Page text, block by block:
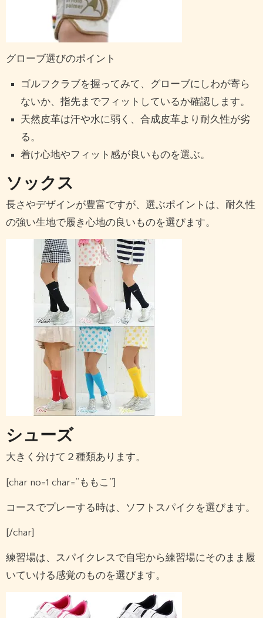
グローブ選びのポイント
ゴルフクラブを握ってみて、グローブにしわが寄ら
ないか、指先までフィットしているか確認します。
天然皮革は汗や水に弱く、合成皮革より耐久性が劣
る。
着け心地やフィット感が良いものを選ぶ。
ソックス
長さやデザインが豊富ですが、選ぶポイントは、耐久性
の強い生地で履き心地の良いものを選びます。
シューズ
大きく分けて２種類あります。
[char no=1 char=”ももこ”]
コースでプレーする時は、ソフトスパイクを選びます。
[/char]
練習場は、スパイクレスで自宅から練習場にそのまま履
いていける感覚のものを選びます。